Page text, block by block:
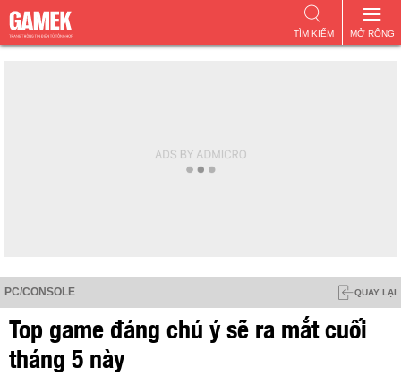
MỞ RỘNG
TÌM KIẾM
PC/CONSOLE QUAY LẠI
Top game đáng chú ý sẽ ra mắt cuối
tháng 5 này